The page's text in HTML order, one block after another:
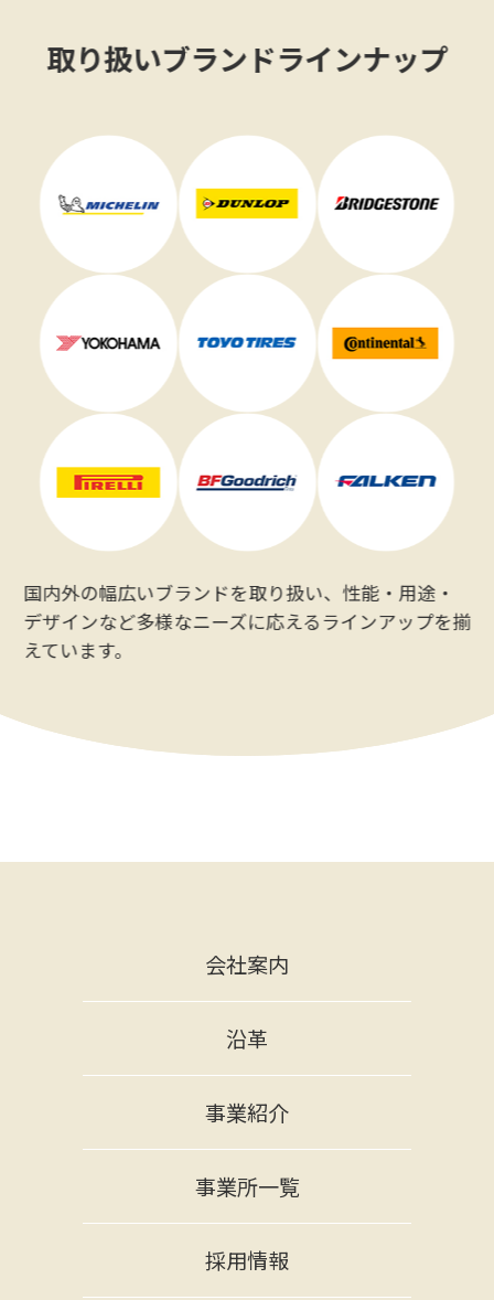
取り扱いブランドラインナップ
国内外の幅広いブランドを取り扱い、性能・用途・
デザインなど多様なニーズに応えるラインアップを揃
えています。
会社案内
沿革
事業紹介
事業所一覧
採用情報